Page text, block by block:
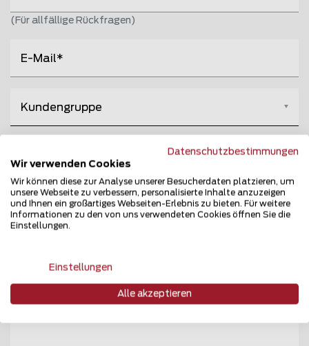
(Für allfällige Rückfragen)
E-Mail
Bitte wählen
Kundengruppe
Wie sind Sie auf uns aufmerksam geworden?
Anhänge hinzufügen
Datenschutzbestimmungen
Wir verwenden Cookies
Wir können diese zur Analyse unserer Besucherdaten platzieren, um
unsere Webseite zu verbessern, personalisierte Inhalte anzuzeigen
und Ihnen ein großartiges Webseiten-Erlebnis zu bieten. Für weitere
Informationen zu den von uns verwendeten Cookies öffnen Sie die
Einstellungen.
Einstellungen
Alle akzeptieren